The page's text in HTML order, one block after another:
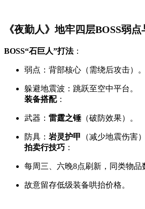
《夜勤人》地牢四层BOSS弱
BOSS“石巨人”打法：
弱点：背部核心（需绕后攻击）。
躲避地震波：跳跃至空中平台。
装备搭配：
武器： 雷霆之锤（破防效果）。
防具： 岩灵护甲
（减少地震伤害）
拍卖行技巧 ：
每周三、六晚8点刷新，同类物品
故意留存低级装备哄抬价格。